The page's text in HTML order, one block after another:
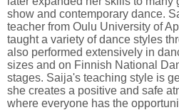
show and contemporary dance.
teacher from Oulu University of
taught a variety of dance styles
also performed extensively in
sizes and on Finnish National
stages. Saija's teaching style is
she creates a positive and safe
where everyone has the